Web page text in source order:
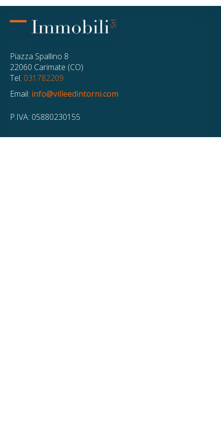
Piazza Spallino 8
22060 Carimate (CO)
Tel. 031782209
Email: info@villeedintorni.com
P.IVA: 05880230155